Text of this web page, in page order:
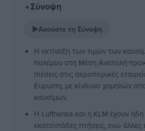
✦Σύνοψη
▶Ακούστε τη Σύνοψη
Η εκτίναξη των τιμών των
πολέμου στη Μέση Ανατολή
πιέσεις στις αεροπορικές
Ευρώπη, με κίνδυνο χαμηλών
καυσίμων.
Η Lufthansa και η KLM έχουν
εκατοντάδες πτήσεις, ενώ